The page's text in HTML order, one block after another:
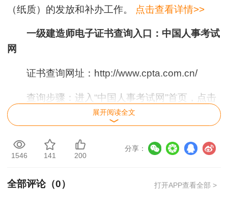
（纸质）的发放和补办工作。 点击查看详情>>
一级建造师电子证书查询入口：中国人事考试
网
证书查询网址：http://www.cpta.com.cn/
查询步骤：进入“中国人事考试网”首页，点击
右侧【资格证书】栏目，选择“证书查询验证”。
一级建造师证书领取方式一般为个人领取和他
展开阅读全文
1546 141 200
分享：
全部评论（0） 打开APP查看全部 >
用户m4****68
老师讲的深入浅出，风趣幽默。编的记忆口诀也很助
于记忆。
用户zh****86